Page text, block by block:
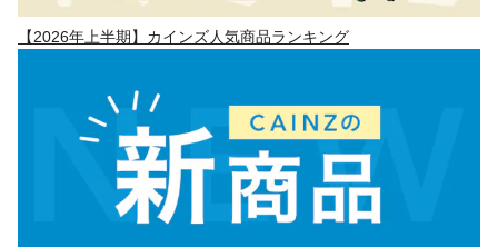
【2026年上半期】カインズ人気商品ランキング